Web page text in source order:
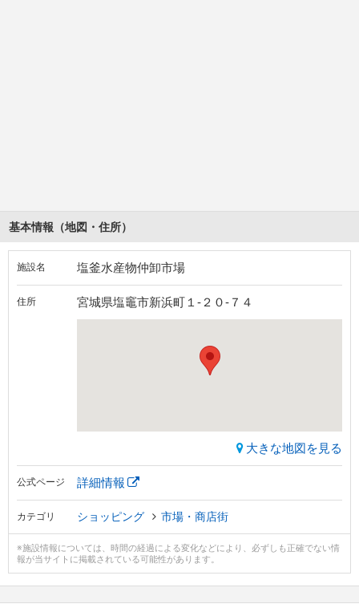
基本情報（地図・住所）
施設名 塩釜水産物仲卸市場
住所 宮城県塩竈市新浜町１-２０-７４
大きな地図を見る
公式ページ 詳細情報
カテゴリ ショッピング 市場・商店街
※施設情報については、時間の経過による変化などにより、必ずしも正確でない情
報が当サイトに掲載されている可能性があります。